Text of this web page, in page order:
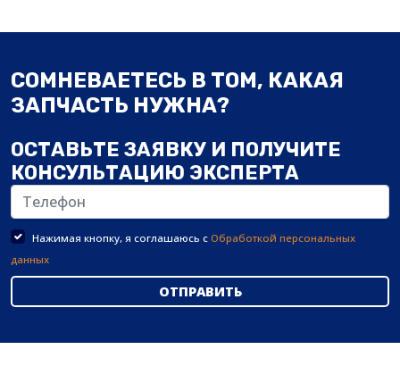
СОМНЕВАЕТЕСЬ В ТОМ, КАКАЯ
ЗАПЧАСТЬ НУЖНА?
ОСТАВЬТЕ ЗАЯВКУ И ПОЛУЧИТЕ
КОНСУЛЬТАЦИЮ ЭКСПЕРТА
Нажимая кнопку, я соглашаюсь с Обработкой персональных
данных